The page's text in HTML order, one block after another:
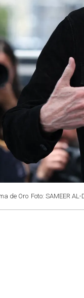
de Oro Foto: SAMEER